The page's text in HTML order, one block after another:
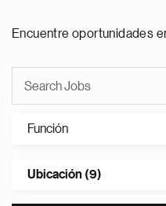
Encuentre oportunidades
Función
Ubicación (9)